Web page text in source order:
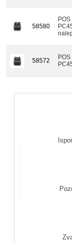
58580
58572